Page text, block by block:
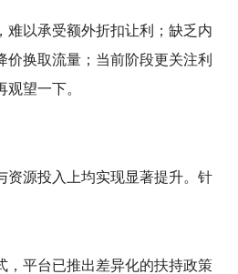
难以承受额外折扣让利；缺乏内
价换取流量；当前阶段更关注利
望一下。
资源投入上均实现显著提升。针
，平台已推出差异化的扶持政策